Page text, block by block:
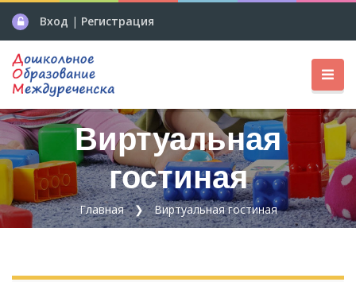
Вход | Регистрация
Виртуальная
гостиная
Главная Виртуальная гостиная